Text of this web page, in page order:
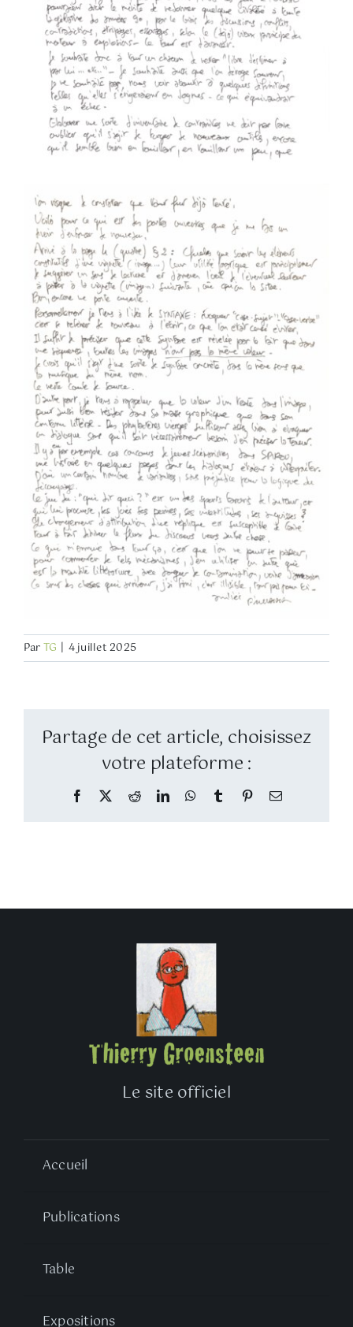
ParTG | 4 juillet 2025
Partage de cet article, choisissez
votre plateforme :
Facebook
TwitterRedditLinkedInWhatsApp
TumblrPinterestEmail
Le site officiel
Accueil
Publications
Table
Expositions